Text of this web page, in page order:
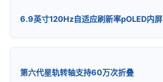
6.9英寸120Hz自适应刷新率pOLED内屏
第六代星轨转轴支持60万次折叠